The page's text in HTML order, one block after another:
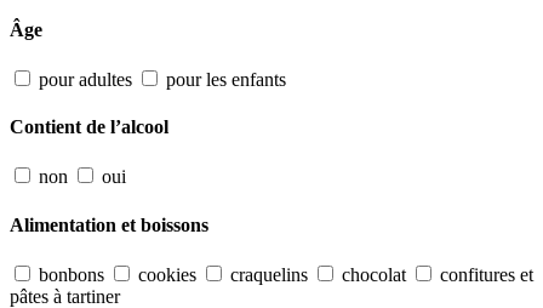
Âge
pour adultes pour les enfants
Contient de l’alcool
non oui
Alimentation et boissons
bonbons cookies craquelins chocolat
confitures et
pâtes à tartiner